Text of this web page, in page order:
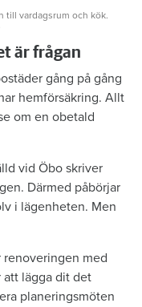
till vardagsrum och kök.
är frågan
gång på gång
hemförsäkring. Allt
om en obetald
vid Öbo skriver
Därmed påbörjar
i lägenheten. Men
med
att lägga dit det
planeringsmöten